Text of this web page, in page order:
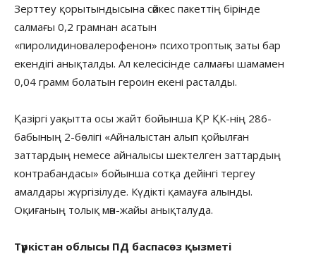
Зерттеу қорытындысына сәйкес пакеттің бірінде
салмағы 0,2 грамнан асатын
«пиролидиновалерофенон» психотроптық заты бар
екендігі анықталды. Ал келесісінде салмағы шамамен
0,04 грамм болатын героин екені расталды.
Қазіргі уақытта осы жайт бойынша ҚР ҚК-нің 286-
бабының 2-бөлігі «Айналыстан алып қойылған
заттардың немесе айналысы шектелген заттардың
контрабандасы» бойынша сотқа дейінгі тергеу
амалдары жүргізілуде. Күдікті қамауға алынды.
Оқиғаның толық мән-жайы анықталуда.
Түркістан облысы ПД баспасөз қызметі